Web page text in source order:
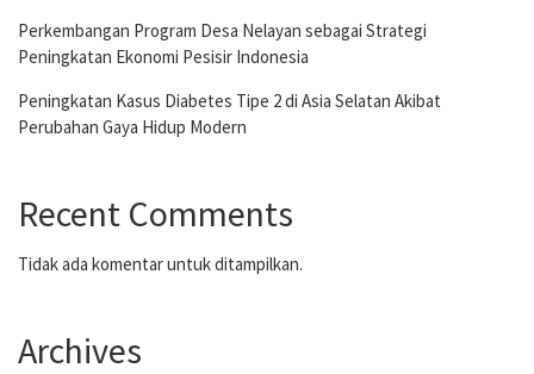
Perkembangan Program Desa Nelayan sebagai Strategi
Peningkatan Ekonomi Pesisir Indonesia
Peningkatan Kasus Diabetes Tipe 2 di Asia Selatan Akibat
Perubahan Gaya Hidup Modern
Recent Comments
Tidak ada komentar untuk ditampilkan.
Archives